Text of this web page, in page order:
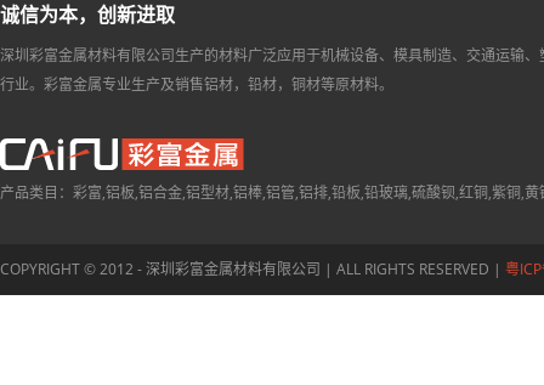
诚信为本，创新进取
深圳彩富金属材料有限公司生产的材料广泛应用于机械设备、模具制造、交通运输
行业。彩富金属专业生产及销售铝材，铅材，铜材等原材料。
产品类目：彩富,铝板,铝合金,铝型材,铝棒,铝管,铝排,铅板,铅玻璃,硫酸钡,红铜,紫铜,
COPYRIGHT © 2012 - 深圳彩富金属材料有限公司 | ALL RIGHTS RESERVED | 粤